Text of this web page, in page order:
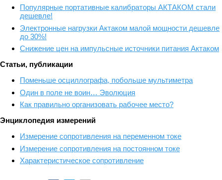
Популярные портативные калибраторы АКТАКОМ стали
дешевле!
Электронные нагрузки Актаком малой мощности дешевле
до 30%!
Снижение цен на импульсные источники питания Актаком
Статьи, публикации
Поменьше осциллографа, побольше мультиметра
Один в поле не воин… Эволюция
Как правильно организовать рабочее место?
Энциклопедия измерений
Измерение сопротивления на переменном токе
Измерение сопротивления на постоянном токе
Характеристическое сопротивление